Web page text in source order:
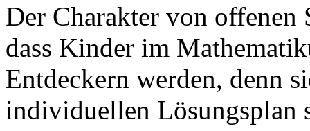
Der Charakter von offenen
dass Kinder im
Entdeckern werden, denn
individuellen Lösungsplan